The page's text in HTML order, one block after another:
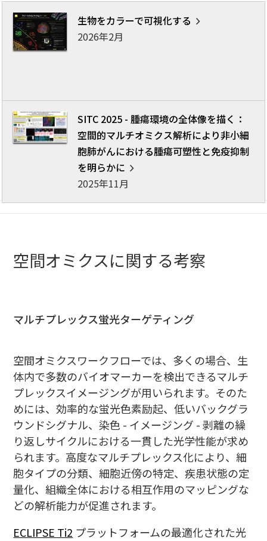
生物をカラーで可視化する
2026年2月
SITC 2025 - 腫瘍環境の全体像を描く：
空間的マルチオミクス解析により非小細
胞肺がんにおける腫瘍可塑性と免疫抑制
を明らかに
2025年11月
空間オミクスに関する考察
マルチプレックス蛍光ターゲティング
空間オミクスワークフローでは、多くの場合、生
体内で多数のバイオマーカーを検出できるマルチ
プレックスイメージングが用いられます。そのた
めには、効率的な蛍光色素励起、低いバックグラ
ウンドシグナル、染色 - イメージング - 剥離の繰
り返しサイクルにおける一貫した光学性能が求め
られます。高度なマルチプレックス化により、細
胞タイプの分類、細胞近傍の特定、疾患状態の定
量化、組織全体における相互作用のマッピングな
どの解析能力が促進されます。
ECLIPSE Ti2 プラットフォームの最適化された光